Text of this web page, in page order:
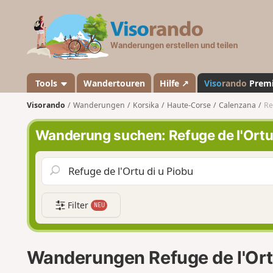
a
n
d
o
Tools Wandertouren Hilfe ↗ Visorando
Visorando Wanderungen Korsika Haute-Corse Calenzana
Wanderung suchen: Refuge de
Filter NEU
Wanderungen Refuge de